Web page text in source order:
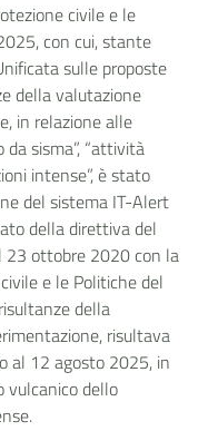
civile e le
con cui, stante
sulle proposte
della valutazione
in relazione alle
sisma”, “attività
intense”, è stato
del sistema IT-Alert
della direttiva del
23 ottobre 2020 con la
e le Politiche del
della
risultava
al 12 agosto 2025, in
vulcanico dello